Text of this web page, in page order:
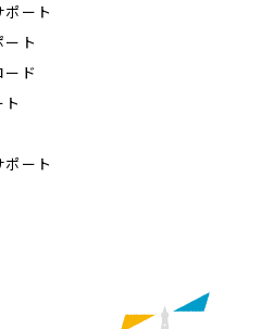
ート
ート
ド
ート